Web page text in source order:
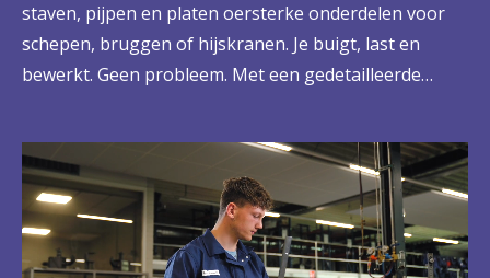
staven, pijpen en platen oersterke onderdelen voor
schepen, bruggen of hijskranen. Je buigt, last en
bewerkt. Geen probleem. Met een gedetailleerde
vakspecialist, die onmisbaar is voor bouwbedrijven.